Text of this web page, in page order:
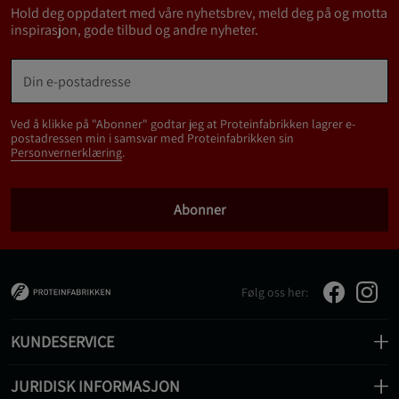
Hold deg oppdatert med våre nyhetsbrev, meld deg på og motta
inspirasjon, gode tilbud og andre nyheter.
Ved å klikke på "Abonner" godtar jeg at Proteinfabrikken lagrer e-
postadressen min i samsvar med Proteinfabrikken sin
Personvernerklæring.
Abonner
Følg oss her:
KUNDESERVICE
JURIDISK INFORMASJON